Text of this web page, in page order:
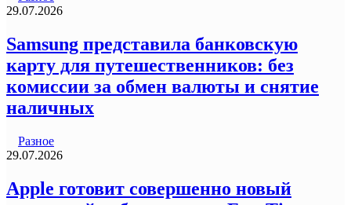
29.07.2026
Samsung представила банковскую
карту для путешественников: без
комиссии за обмен валюты и снятие
наличных
Разное
29.07.2026
Apple готовит совершенно новый